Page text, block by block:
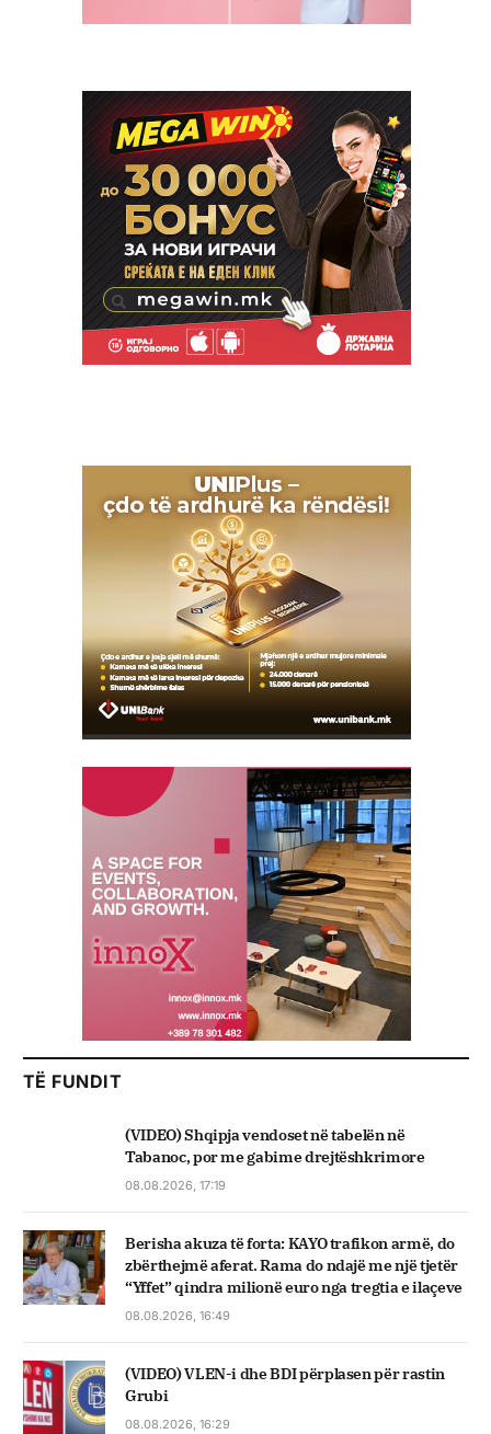
TË FUNDIT
(VIDEO) Shqipja vendoset në tabelën në
Tabanoc, por me gabime drejtëshkrimore
08.08.2026, 17:19
Berisha akuza të forta: KAYO trafikon armë, do
zbërthejmë aferat. Rama do ndajë me një tjetër
“Yffet” qindra milionë euro nga tregtia e ilaçeve
08.08.2026, 16:49
(VIDEO) VLEN-i dhe BDI përplasen për rastin
Grubi
08.08.2026, 16:29